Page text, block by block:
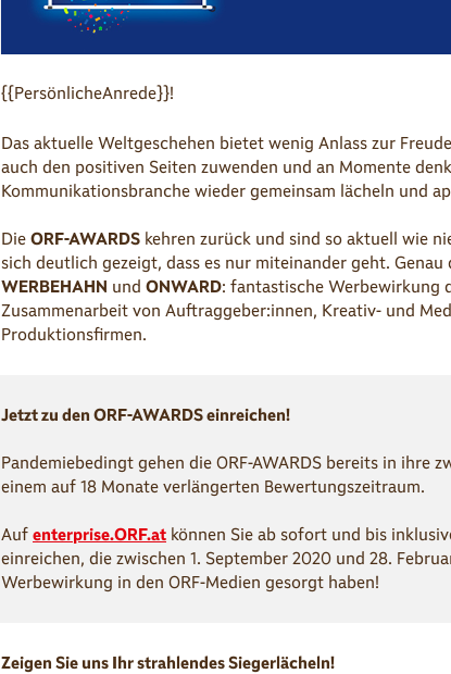
{{PersönlicheAnrede}}!
Das aktuelle Weltgeschehen bietet wenig Anlass zur
auch den positiven Seiten zuwenden und an Momente
Kommunikationsbranche wieder gemeinsam lächeln und
Die ORF-AWARDS kehren zurück und sind so aktuell wie
sich deutlich gezeigt, dass es nur miteinander geht. Genau
WERBEHAHN und ONWARD: fantastische Werbewirkung
Zusammenarbeit von Auftraggeber:innen, Kreativ- und
Produktionsfirmen.
Jetzt zu den ORF-AWARDS einreichen!
Pandemiebedingt gehen die ORF-AWARDS bereits in ihre
einem auf 18 Monate verlängerten Bewertungszeitraum.
Auf enterprise.ORF.at können Sie ab sofort und bis
einreichen, die zwischen 1. September 2020 und 28.
Werbewirkung in den ORF-Medien gesorgt haben!
Zeigen Sie uns Ihr strahlendes Siegerlächeln!